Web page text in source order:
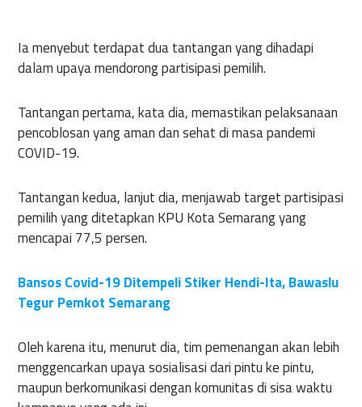
Ia menyebut terdapat dua tantangan yang dihadapi
dalam upaya mendorong partisipasi pemilih.
Tantangan pertama, kata dia, memastikan pelaksanaan
pencoblosan yang aman dan sehat di masa pandemi
COVID-19.
Tantangan kedua, lanjut dia, menjawab target partisipasi
pemilih yang ditetapkan KPU Kota Semarang yang
mencapai 77,5 persen.
Bansos Covid-19 Ditempeli Stiker Hendi-Ita, Bawaslu
Tegur Pemkot Semarang
Oleh karena itu, menurut dia, tim pemenangan akan lebih
menggencarkan upaya sosialisasi dari pintu ke pintu,
maupun berkomunikasi dengan komunitas di sisa waktu